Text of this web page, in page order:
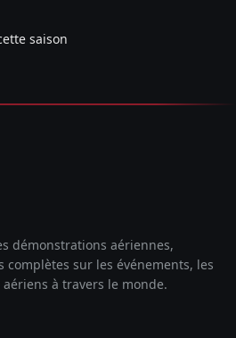
saison
démonstrations aériennes,
sur les événements, les
à travers le monde.